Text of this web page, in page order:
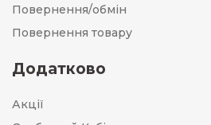
Повернення/обмін
Повернення товару
Додатково
Акції